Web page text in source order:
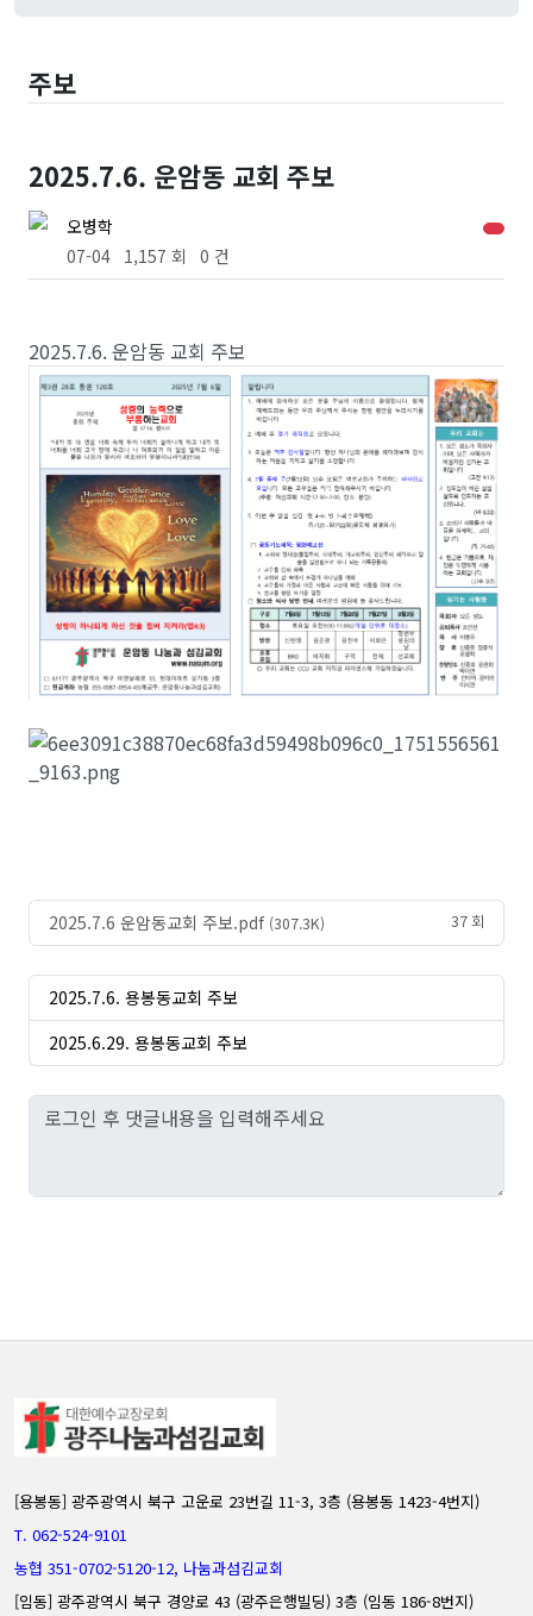
주보
2025.7.6. 운암동 교회 주보
오병학
07-04 1,157 회 0 건
2025.7.6. 운암동 교회 주보
2025.7.6 운암동교회 주보.pdf (307.3K) 37 회
2025.7.6. 용봉동교회 주보
2025.6.29. 용봉동교회 주보
[용봉동] 광주광역시 북구 고운로 23번길 11-3, 3층 (용봉동 1423-4번지)
T. 062-524-9101
농협 351-0702-5120-12, 나눔과섬김교회
[임동] 광주광역시 북구 경양로 43 (광주은행빌딩) 3층 (임동 186-8번지)